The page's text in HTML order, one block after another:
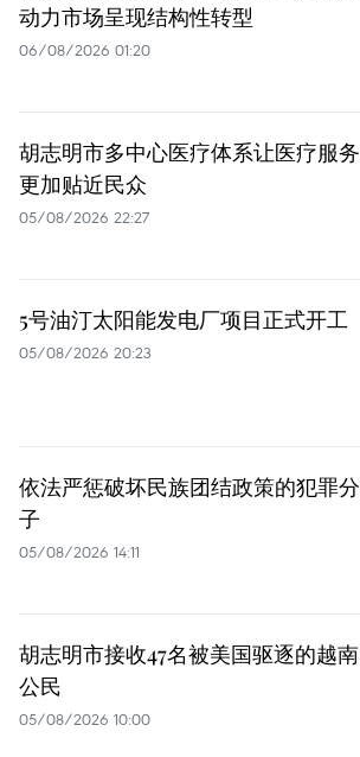
动力市场呈现结构性转型
06/08/2026 01:20
胡志明市多中心医疗体系让医疗服务
更加贴近民众
05/08/2026 22:27
5号油汀太阳能发电厂项目正式开工
05/08/2026 20:23
依法严惩破坏民族团结政策的犯罪分
子
05/08/2026 14:11
胡志明市接收47名被美国驱逐的越南
公民
05/08/2026 10:00